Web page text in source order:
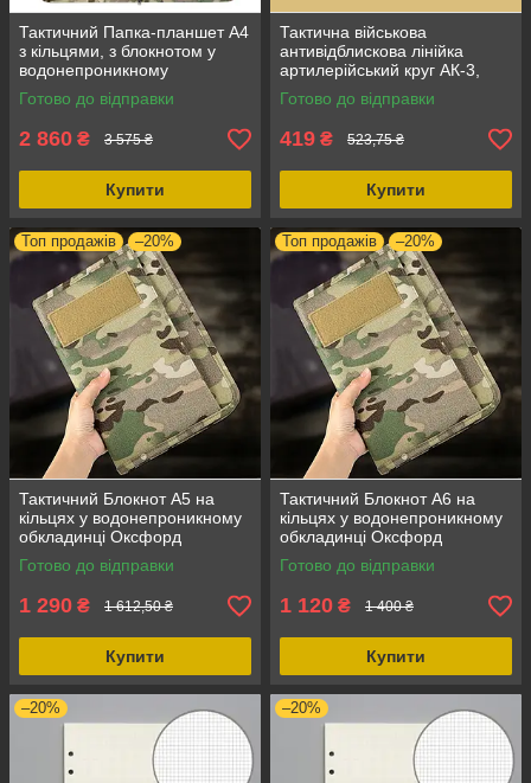
Тактичний Папка-планшет А4
з кільцями, з блокнотом у
водонепроникному
обкладинці Оксфорд
мультикам на блискавці, колір
Готово до відправки
2 860 ₴ 3 575 ₴
Купити
Тактична військова
антивідблискова лінійка
артилерійський круг АК-3,
полімерний матеріал, для
БПЛА
Готово до відправки
419 ₴ 523,75 ₴
Купити
Топ продажів –20%
Тактичний Блокнот А5 на
кільцях у водонепроникному
обкладинці Оксфорд
мультикам на блискавці
Outdoor 80 аркушів, колір
Готово до відправки
1 290 ₴ 1 612,50 ₴
Купити
Топ продажів –20%
Тактичний Блокнот А6 на
кільцях у водонепроникному
обкладинці Оксфорд
мультикам на блискавці
Outdoor 40 аркушів, колір
Готово до відправки
1 120 ₴ 1 400 ₴
Купити
–20% –20%